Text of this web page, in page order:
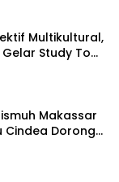
Multikultural,
Gelar Study Tour
Makassar
Cindea Dorong